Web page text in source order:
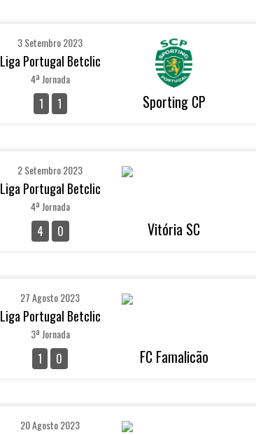
3 Setembro 2023
Liga Portugal Betclic
4ª Jornada
1 1 Sporting CP
2 Setembro 2023
Liga Portugal Betclic
4ª Jornada
4 0 Vitória SC
27 Agosto 2023
Liga Portugal Betclic
3ª Jornada
1 0 FC Famalicão
20 Agosto 2023